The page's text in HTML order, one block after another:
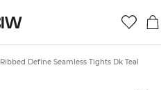
Ribbed Define Seamless Tights Dk Teal